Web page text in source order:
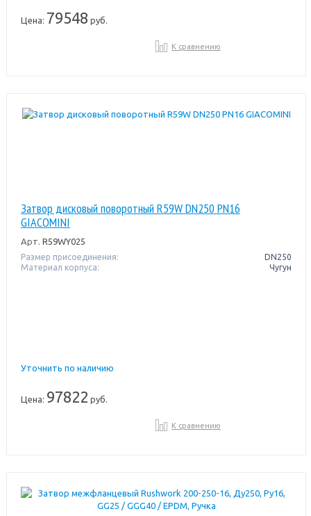
Цена: 79548 руб.
К сравнению
Затвор дисковый поворотный R59W DN250 PN16
GIACOMINI
Арт. R59WY025
Размер присоединения:
DN250
Материал корпуса:
Чугун
Уточнить по наличию
Цена: 97822 руб.
К сравнению